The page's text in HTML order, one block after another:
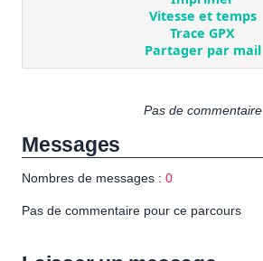
Pas de commentaire
Messages
Nombres de messages : 0
Pas de commentaire pour ce parcours